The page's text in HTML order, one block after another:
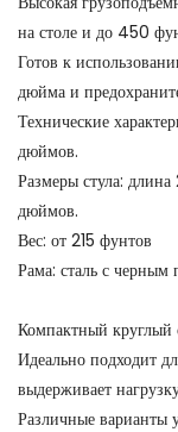
на столе и до 450
Готов к
дюйма и
Технические
дюймов.
Размеры стула:
дюймов.
Вес: от 215 фунтов
Рама: сталь с
Компактный
Идеально подходит
выдерживает
Различные варианты